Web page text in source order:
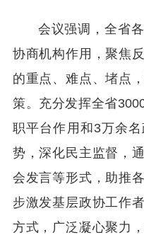
会议强调，全省
协商机构作用，聚焦
的重点、难点、堵点
策。充分发挥全省
职平台作用和3万余
势，深化民主监督，
会发言等形式，助推
步激发基层政协工作
方式，广泛凝心聚力